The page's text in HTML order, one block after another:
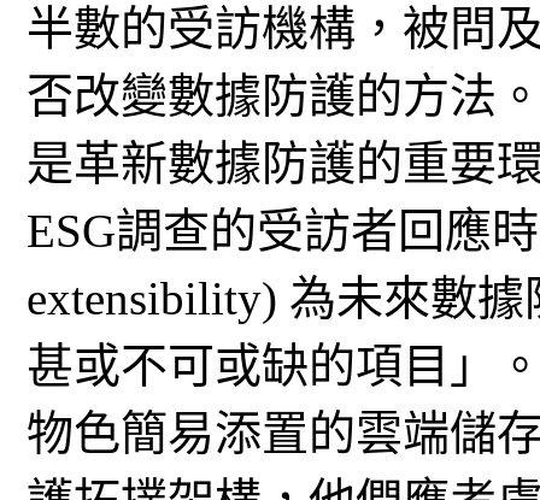
半數的受訪機構，被問
否改變數據防護的方法
是革新數據防護的重要
ESG調查的受訪者回應
extensibility) 為未來數
甚或不可或缺的項目」
物色簡易添置的雲端儲